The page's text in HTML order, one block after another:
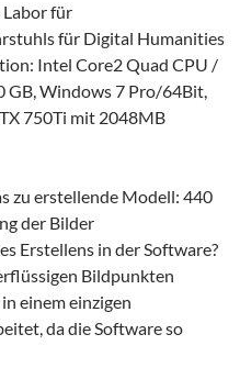
für
für Digital Humanities
Intel Core2 Quad CPU /
GB, Windows 7 Pro/64Bit,
750Ti mit 2048MB
zu erstellende Modell: 440
der Bilder
Erstellens in der Software?
Bildpunkten
einem einzigen
da die Software so